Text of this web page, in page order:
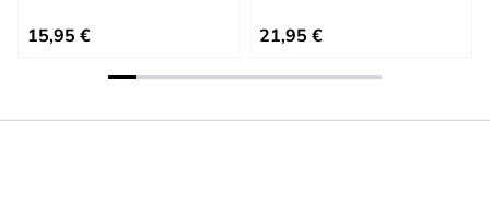
15,95 € 21,95 €